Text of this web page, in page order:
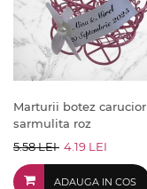
Marturii botez carucior
sarmulita roz
5.58 LEI 4.19 LEI
ADAUGA IN COS